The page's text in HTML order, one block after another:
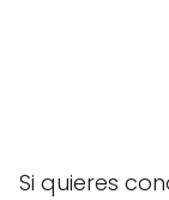
Si quieres